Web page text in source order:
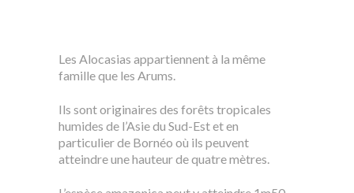
Les Alocasias appartiennent à la même
famille que les Arums.
Ils sont originaires des forêts tropicales
humides de l’Asie du Sud-Est et en
particulier de Bornéo où ils peuvent
atteindre une hauteur de quatre mètres.